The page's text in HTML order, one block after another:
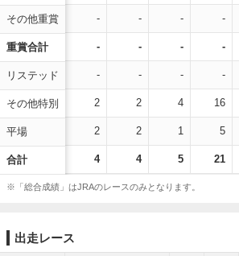
その他重賞
重賞合計
リステッド
その他特別
平場
合計
- - - -
- - - -
- - - -
2 2 4 16
2 2 1 5
4 4 5 21
※「総合成績」はJRAのレースのみとなります。
出走レース